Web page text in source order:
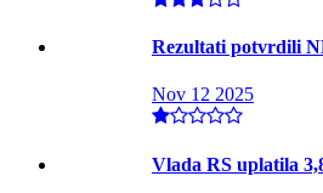
Rezultati potvrdili
Nov 12 2025
Vlada RS uplatila